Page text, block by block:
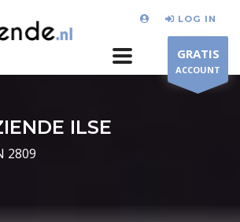
LOG IN
GRATIS
ACCOUNT
ILSE
2809